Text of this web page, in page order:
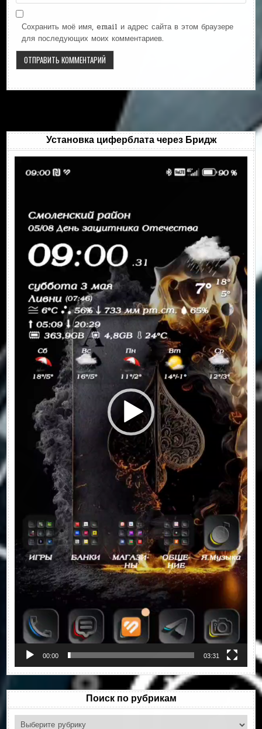
Сохранить моё имя, email и адрес сайта в этом браузере
для последующих моих комментариев.
Установка циферблата через Бридж
00:00 03:31
Поиск по рубрикам
Поиск